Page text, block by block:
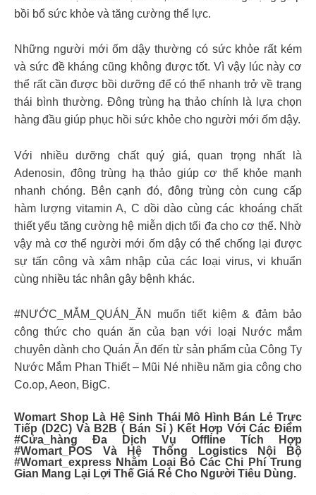
bồi bổ sức khỏe và tăng cường thể lực.
Những người mới ốm dậy thường có sức khỏe rất kém
và sức đề kháng cũng không được tốt. Vì vậy lúc này cơ
thể rất cần được bồi dưỡng để có thể nhanh trở về trạng
thái bình thường. Đông trùng hạ thảo chính là lựa chọn
hàng đầu giúp phục hồi sức khỏe cho người mới ốm dậy.
Với nhiều dưỡng chất quý giá, quan trọng nhất là
Adenosin, đông trùng hạ thảo giúp cơ thể khỏe mạnh
nhanh chóng. Bên cạnh đó, đông trùng còn cung cấp
hàm lượng vitamin A, C dồi dào cùng các khoáng chất
thiết yếu tăng cường hệ miễn dịch tối đa cho cơ thể. Nhờ
vậy mà cơ thể người mới ốm dậy có thể chống lại được
sự tấn công và xâm nhập của các loại virus, vi khuẩn
cùng nhiều tác nhân gây bệnh khác.
#NƯỚC_MẮM_QUÁN_ĂN muốn tiết kiệm & đảm bảo
công thức cho quán ăn của bạn với loại Nước mắm
chuyên dành cho Quán Ăn đến từ sản phẩm của Công Ty
Nước Mắm Phan Thiết – Mũi Né nhiều năm gia công cho
Co.op, Aeon, BigC.
Womart Shop Là Hệ Sinh Thái Mô Hình Bán Lẻ Trực
Tiếp (D2C) Và B2B ( Bán Sỉ ) Kết Hợp Với Các Điểm
#cửa_hàng Đa Dịch Vụ Offline Tích Hợp
#Womart_POS Và Hệ Thống Logistics Nội Bộ
#womart_express Nhằm Loại Bỏ Các Chi Phí Trung
Gian Mang Lại Lợi Thế Giá Rẻ Cho Người Tiêu Dùng.